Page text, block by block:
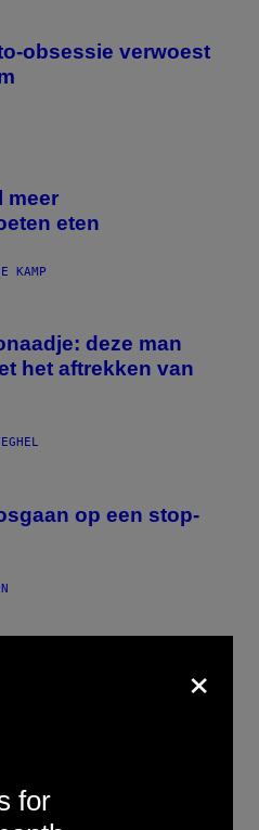
obsessie verwoest
meer
eten
KAMP
deze man
het aftrekken van
op een stop-
van de toekomst’×
for